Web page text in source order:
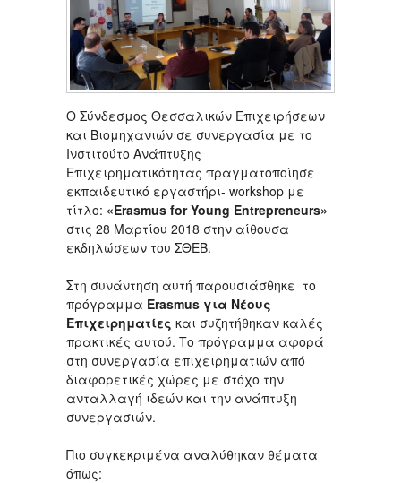
O Σύνδεσμος Θεσσαλικών Επιχειρήσεων
και Βιομηχανιών σε συνεργασία με το
Ινστιτούτο Ανάπτυξης
Επιχειρηματικότητας πραγματοποίησε
εκπαιδευτικό εργαστήρι- workshop με
τίτλο: «Erasmus for Young Entrepreneurs»
στις 28 Μαρτίου 2018 στην αίθουσα
εκδηλώσεων του ΣΘΕΒ.
Στη συνάντηση αυτή παρουσιάσθηκε το
πρόγραμμα Erasmus για Νέους
Επιχειρηματίες και συζητήθηκαν καλές
πρακτικές αυτού. Το πρόγραμμα αφορά
στη συνεργασία επιχειρηματιών από
διαφορετικές χώρες με στόχο την
ανταλλαγή ιδεών και την ανάπτυξη
συνεργασιών.
Πιο συγκεκριμένα αναλύθηκαν θέματα
όπως: